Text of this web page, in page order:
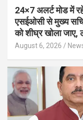
24×7 अलर्ट मोड में
एसईओसी से मुख्य
को शीघ्र खोला जाए,
August 6, 2026